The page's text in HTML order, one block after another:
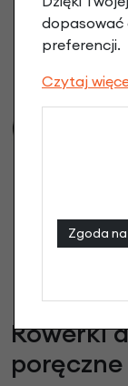
319,60
Rowerek
Różowy
259,00 zł | -
Rowerki
poręczne
dopasować
preferencji.
Czytaj
Zgoda